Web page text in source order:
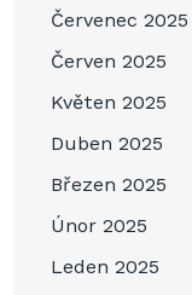
Červenec 2025
Červen 2025
Květen 2025
Duben 2025
Březen 2025
Únor 2025
Leden 2025